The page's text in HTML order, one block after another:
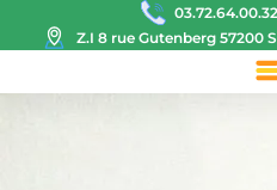
03.72.64.00.32
Z.I 8 rue Gutenberg 57200